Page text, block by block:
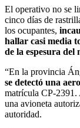
El operativo no se
cinco días de
los ocupantes,
hallar casi media
de la espesura del
“En la provincia
se detectó una
matrícula CP-2391.
una avioneta
autoridad.